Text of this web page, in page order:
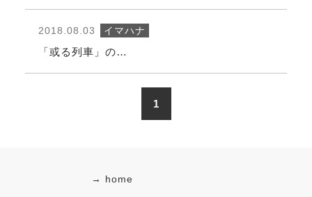
2018.08.03 イマハナ
「或る列車」の…
1
→ home